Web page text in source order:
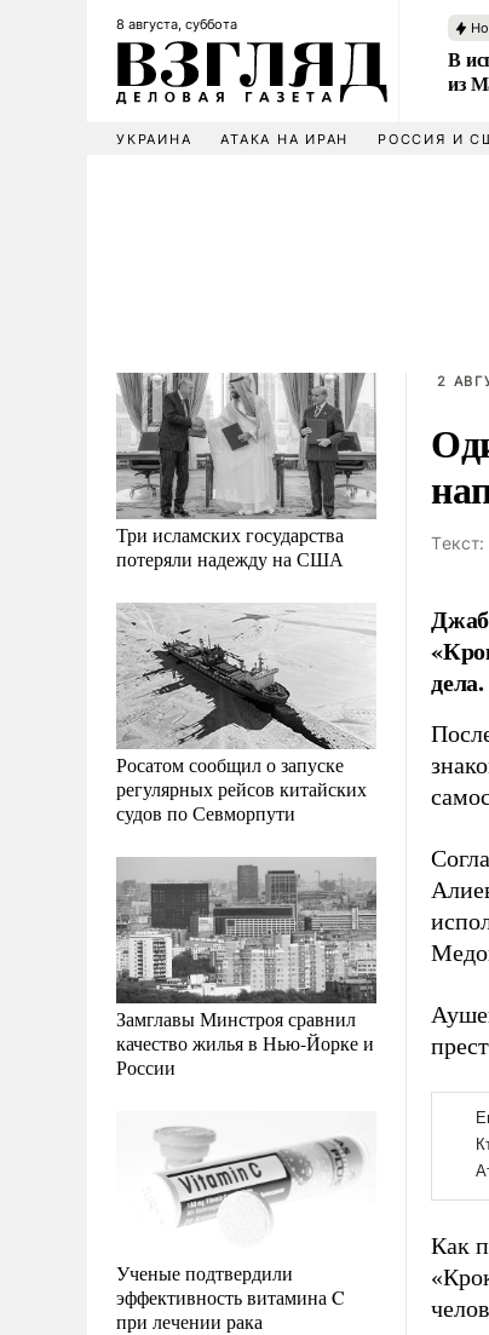
8 августа, суббота
В
из
УКРАИНА АТАКА НА ИРАН РОССИЯ И
Три исламских государства
потеряли надежду на США
Росатом сообщил о запуске
регулярных рейсов китайских
судов по Севморпути
Замглавы Минстроя сравнил
качество жилья в Нью-Йорке и
России
Ученые подтвердили
эффективность витамина C
при лечении рака
2
Tекст:
дела.
Как